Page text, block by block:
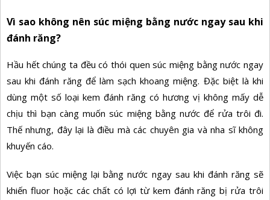
Vì sao không nên súc miệng bằng nước ngay sau khi
đánh răng?
Hầu hết chúng ta đều có thói quen súc miệng bằng nước ngay
sau khi đánh răng để làm sạch khoang miệng. Đặc biệt là khi
dùng một số loại kem đánh răng có hương vị không mấy dễ
chịu thì bạn càng muốn súc miệng bằng nước để rửa trôi đi.
Thế nhưng, đây lại là điều mà các chuyên gia và nha sĩ không
khuyến cáo.
Việc bạn súc miệng lại bằng nước ngay sau khi đánh răng sẽ
khiến fluor hoặc các chất có lợi từ kem đánh răng bị rửa trôi